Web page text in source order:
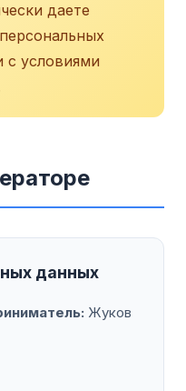
даете
с условиями
данных
Жуков